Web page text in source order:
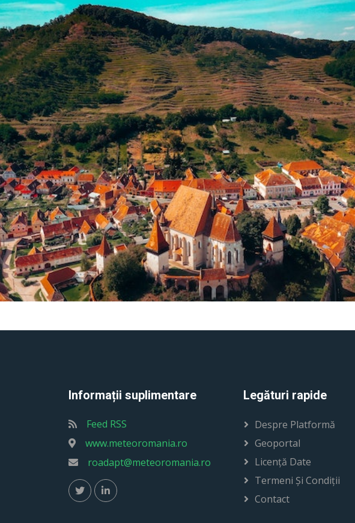
Informații suplimentare
Feed RSS
www.meteoromania.ro
roadapt@meteoromania.ro
Legături rapide
Despre Platformă
Geoportal
Licență Date
Termeni Și Condiții
Contact